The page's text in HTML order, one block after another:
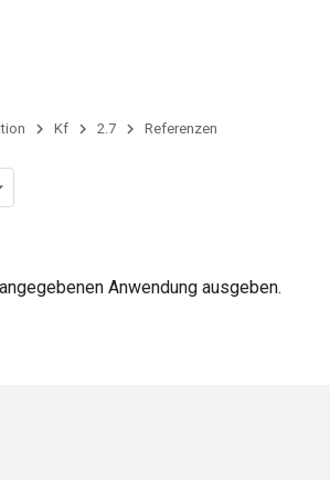
Kf 2.7 Referenzen
Anwendung ausgeben.